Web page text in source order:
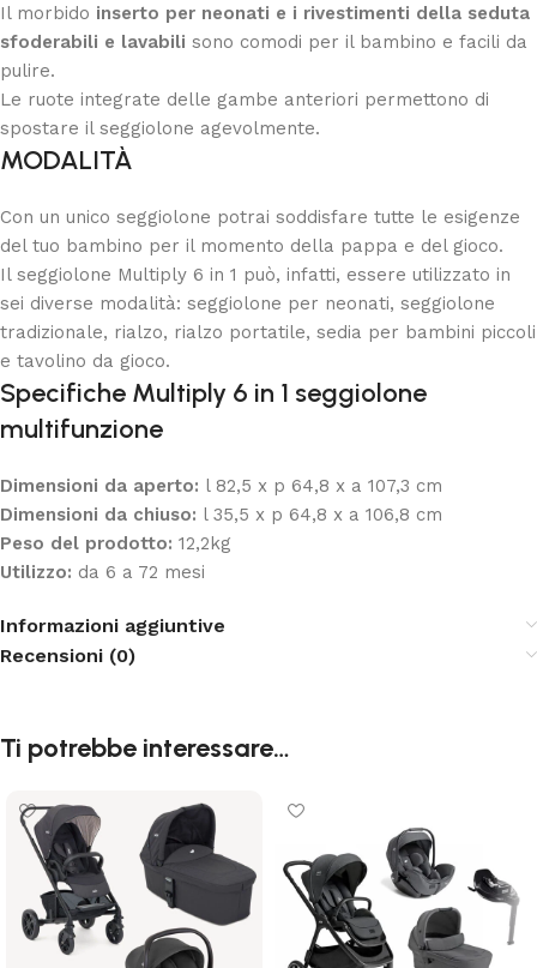
Il morbido inserto per neonati e i rivestimenti della seduta
sfoderabili e lavabili sono comodi per il bambino e facili da
pulire.
Le ruote integrate delle gambe anteriori permettono di
spostare il seggiolone agevolmente.
MODALITÀ
Con un unico seggiolone potrai soddisfare tutte le esigenze
del tuo bambino per il momento della pappa e del gioco.
Il seggiolone Multiply 6 in 1 può, infatti, essere utilizzato in
sei diverse modalità: seggiolone per neonati, seggiolone
tradizionale, rialzo, rialzo portatile, sedia per bambini piccoli
e tavolino da gioco.
Specifiche Multiply 6 in 1 seggiolone
multifunzione
Dimensioni da aperto: l 82,5 x p 64,8 x a 107,3 cm
Dimensioni da chiuso: l 35,5 x p 64,8 x a 106,8 cm
Peso del prodotto: 12,2kg
Utilizzo: da 6 a 72 mesi
Informazioni aggiuntive
Recensioni (0)
Ti potrebbe interessare…